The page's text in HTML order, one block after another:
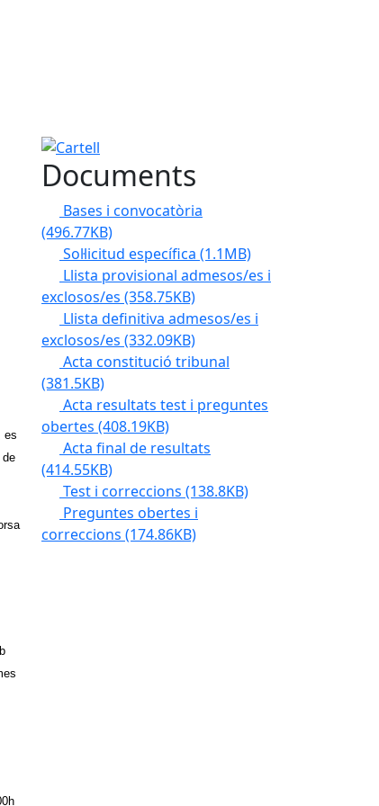
es
Cartell
Documents
Bases i convocatòria
(496.77KB)
Sol·licitud específica (1.1MB)
Llista provisional admesos/es i
exclosos/es (358.75KB)
Llista definitiva admesos/es i
exclosos/es (332.09KB)
Acta constitució tribunal
(381.5KB)
Acta resultats test i preguntes
obertes (408.19KB)
Acta final de resultats
(414.55KB)
Test i correccions (138.8KB)
Preguntes obertes i
correccions (174.86KB)